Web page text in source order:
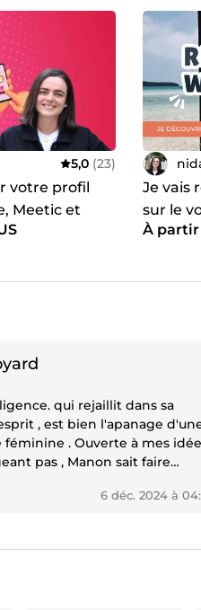
5,0 (23)
votre profil
Meetic et
de rencontre
Je vais
sur le
À partir
positif
rejaillit dans sa
, est bien l'apanage
. Ouverte à mes
pas , Manon sait faire
6 déc. 2024 à